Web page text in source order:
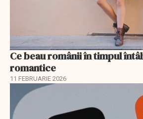
Ce beau românii în timpul
romantice
11 FEBRUARIE 2026